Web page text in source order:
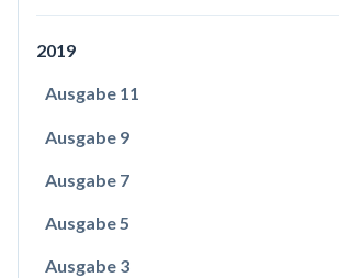
2019
Ausgabe 11
Ausgabe 9
Ausgabe 7
Ausgabe 5
Ausgabe 3